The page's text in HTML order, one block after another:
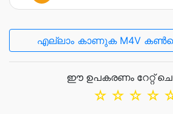
എല്ലാം കാണുക M4V
ഈ ഉപകരണം റേറ്റ്
☆
☆
☆
☆